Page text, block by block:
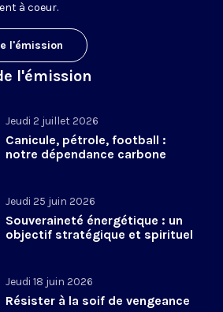
à coeur.
l'émission
l'émission
Jeudi 2 juillet 2026
Canicule, pétrole, football :
notre dépendance carbone
Jeudi 25 juin 2026
Souveraineté énergétique : un
objectif stratégique et spirituel
Jeudi 18 juin 2026
Résister à la soif de vengeance